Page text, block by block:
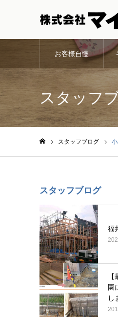
お客様自慢
スタッフ
スタッフブログ
スタッフブログ
福
園
し